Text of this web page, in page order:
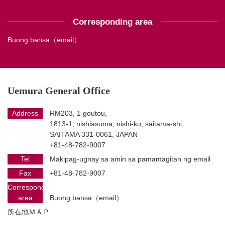
Corresponding area
Buong bansa（email）
Uemura General Office
Address
RM203, 1 goutou,
1813-1, nishiasuma, nishi-ku, saitama-shi,
SAITAMA 331-0061, JAPAN
+81-48-782-9007
Tel
Makipag-ugnay sa amin sa pamamagitan ng email
Fax
+81-48-782-9007
Corresponding
area
Buong bansa（email）
所在地ＭＡＰ